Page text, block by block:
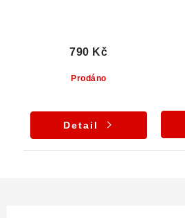
Prodáno
790 Kč
Detail